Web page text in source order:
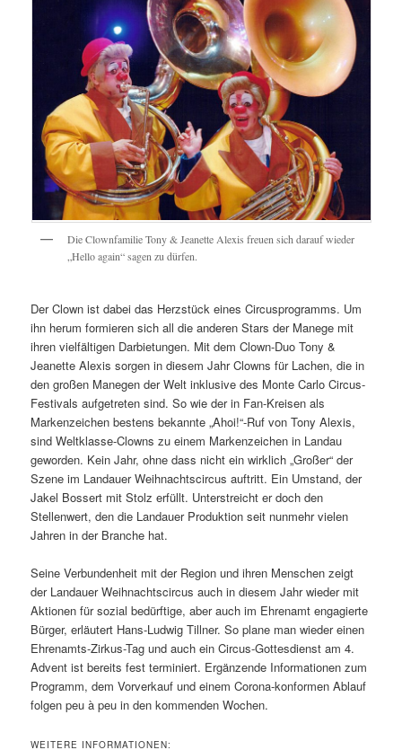
Die Clownfamilie Tony & Jeanette Alexis freuen sich darauf wieder
„Hello again“ sagen zu dürfen.
Der Clown ist dabei das Herzstück eines Circusprogramms. Um
ihn herum formieren sich all die anderen Stars der Manege mit
ihren vielfältigen Darbietungen. Mit dem Clown-Duo Tony &
Jeanette Alexis sorgen in diesem Jahr Clowns für Lachen, die in
den großen Manegen der Welt inklusive des Monte Carlo Circus-
Festivals aufgetreten sind. So wie der in Fan-Kreisen als
Markenzeichen bestens bekannte „Ahoi!“-Ruf von Tony Alexis,
sind Weltklasse-Clowns zu einem Markenzeichen in Landau
geworden. Kein Jahr, ohne dass nicht ein wirklich „Großer“ der
Szene im Landauer Weihnachtscircus auftritt. Ein Umstand, der
Jakel Bossert mit Stolz erfüllt. Unterstreicht er doch den
Stellenwert, den die Landauer Produktion seit nunmehr vielen
Jahren in der Branche hat.
Seine Verbundenheit mit der Region und ihren Menschen zeigt
der Landauer Weihnachtscircus auch in diesem Jahr wieder mit
Aktionen für sozial bedürftige, aber auch im Ehrenamt engagierte
Bürger, erläutert Hans-Ludwig Tillner. So plane man wieder einen
Ehrenamts-Zirkus-Tag und auch ein Circus-Gottesdienst am 4.
Advent ist bereits fest terminiert. Ergänzende Informationen zum
Programm, dem Vorverkauf und einem Corona-konformen Ablauf
folgen peu à peu in den kommenden Wochen.
WEITERE INFORMATIONEN: